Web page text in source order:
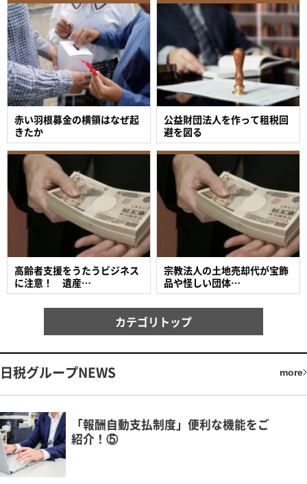
公益財団法人を作って租税回
避を図る
赤い羽根募金の横領はなぜ起
きたか
宗教法人の土地売却代が宝飾
品や怪しい団体…
高齢者支援をうたうビジネス
に注意！ 遺産…
カテゴリトップ
日税グループNEWS more
「報酬自動支払制度」便利な機能をご
紹介！⑤